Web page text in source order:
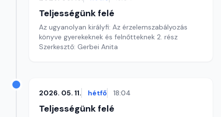
Teljességünk felé
Az ugyanolyan királyfi: Az érzelemszabályozás
könyve gyerekeknek és felnőtteknek 2. rész
Szerkesztő: Gerbei Anita
2026. 05. 11. hétfő 18:04
Teljességünk felé